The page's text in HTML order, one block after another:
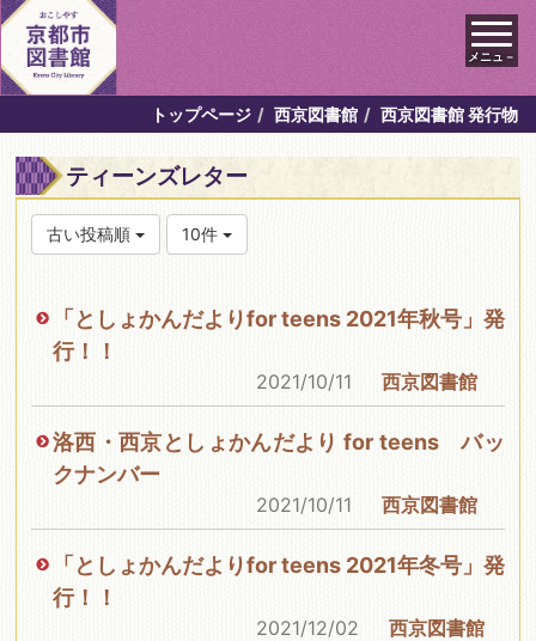
メニュ－
トップページ 西京図書館 西京図書館 発行物
ティーンズレター
古い投稿順 10件
「としょかんだよりfor teens 2021年秋号」発
行！！
2021/10/11 西京図書館
洛西・西京としょかんだより for teens バッ
クナンバー
2021/10/11 西京図書館
「としょかんだよりfor teens 2021年冬号」発
行！！
2021/12/02 西京図書館